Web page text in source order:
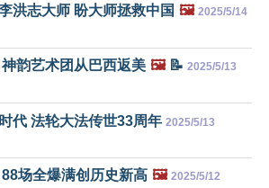
洪志大师 盼大师拯救中国 🖼️ 2025/5/14
韵艺术团从巴西返美 🖼️📝 2025/5/13
代 法轮大法传世33周年 2025/5/13
场全爆满创历史新高 🖼️ 2025/5/12